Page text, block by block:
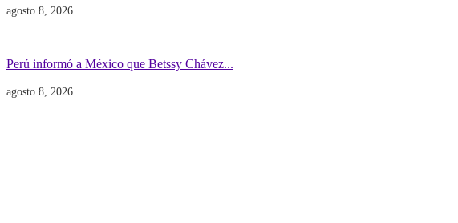
agosto 8, 2026
Perú informó a México que Betssy Chávez...
agosto 8, 2026